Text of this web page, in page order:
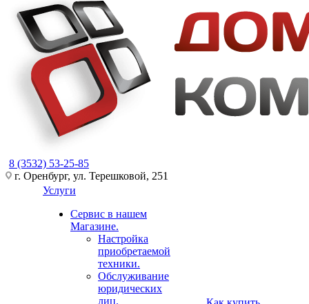
8 (3532) 53-25-85
г. Оренбург, ул. Терешковой, 251
Услуги
Сервис в нашем
Магазине.
Настройка
приобретаемой
техники.
Обслуживание
юридических
лиц.